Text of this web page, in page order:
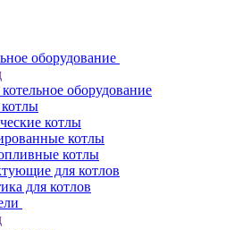
оборудование
оборудование
котлы
котлы
котлы
для котлов
для котлов